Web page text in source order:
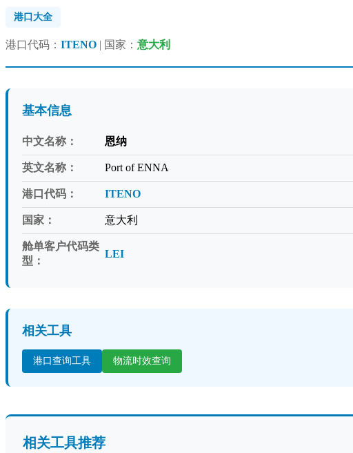
港口大全
港口代码： ITENO | 国家： 意大利
基本信息
中文名称： 恩纳
英文名称： Port of ENNA
港口代码： ITENO
国家： 意大利
舱单客户代码类
型：
LEI
相关工具
港口查询工具 物流时效查询
相关工具推荐